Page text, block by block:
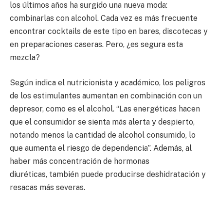
los últimos años ha surgido una nueva moda:
combinarlas con alcohol. Cada vez es más frecuente
encontrar cocktails de este tipo en bares, discotecas y
en preparaciones caseras. Pero, ¿es segura esta
mezcla?
Según indica el nutricionista y académico, los peligros
de los estimulantes aumentan en combinación con un
depresor, como es el alcohol. “Las energéticas hacen
que el consumidor se sienta más alerta y despierto,
notando menos la cantidad de alcohol consumido, lo
que aumenta el riesgo de dependencia”. Además, al
haber más concentración de hormonas
diuréticas, también puede producirse deshidratación y
resacas más severas.